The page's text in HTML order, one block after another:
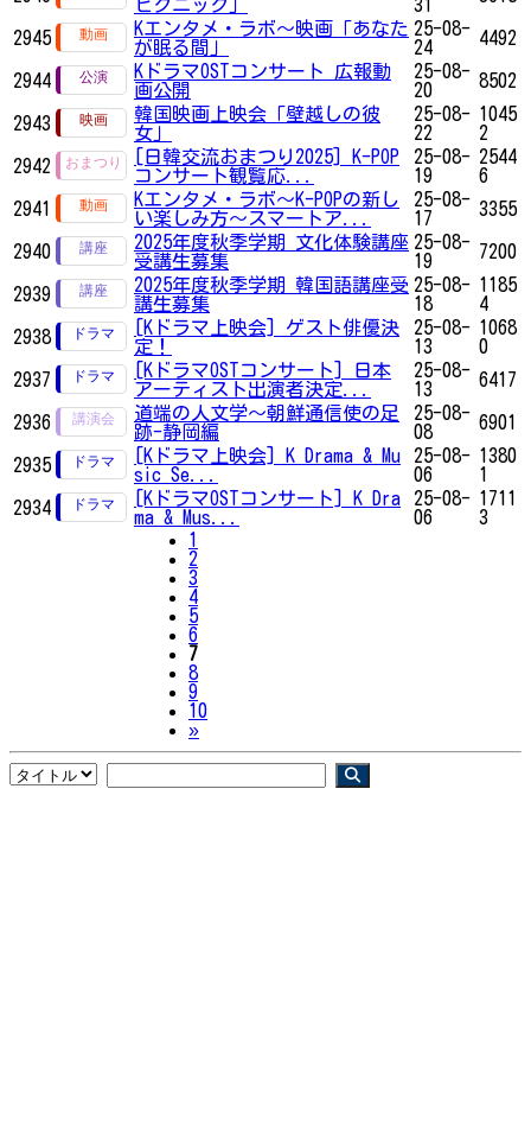
ピクニック」 31
2945
Kエンタメ・ラボ～映画「あなた
が眠る間」
25-08-
24
4492
2944
KドラマOSTコンサート 広報動
画公開
25-08-
20
8502
2943
韓国映画上映会「壁越しの彼
女」
25-08-
22
1045
2
2942
[日韓交流おまつり2025] K-POP
コンサート観覧応...
25-08-
19
2544
6
2941
Kエンタメ・ラボ～K-POPの新し
い楽しみ方～スマートア...
25-08-
17
3355
2940
2025年度秋季学期 文化体験講座
受講生募集
25-08-
19
7200
2939
2025年度秋季学期 韓国語講座受
講生募集
25-08-
18
1185
4
2938
[Kドラマ上映会] ゲスト俳優決
定！
25-08-
13
1068
0
2937
[KドラマOSTコンサート] 日本
アーティスト出演者決定...
25-08-
13
6417
2936
道端の人文学～朝鮮通信使の足
跡-静岡編
25-08-
08
6901
2935
[Kドラマ上映会] K Drama & Mu
sic Se...
25-08-
06
1380
1
2934
[KドラマOSTコンサート] K Dra
ma & Mus...
25-08-
06
1711
3
1
2
3
4
5
6
7
8
9
10
»Next